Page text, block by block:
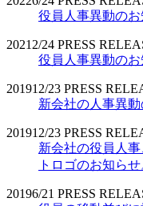
役員人事異動の
2021 2/24 PRESS
役員人事異動の
201912/23 PRESS
新会社の人事異動
201912/23 PRESS
新会社の役員人
トロゴのお知らせ
20196/21 PRESS